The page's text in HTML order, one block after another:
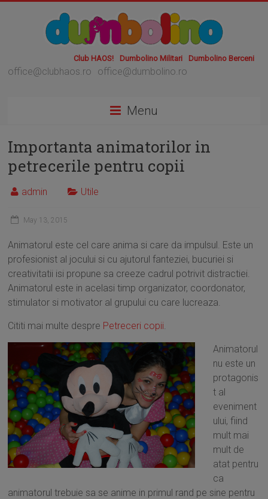
Dumbolino Berceni
Dumbolino Militari
Club HAOS!
office@clubhaos.ro office@dumbolino.ro
Menu
Importanta animatorilor in
petrecerile pentru copii
admin Utile
May 13, 2015
Animatorul este cel care anima si care da impulsul. Este un
profesionist al jocului si cu ajutorul fanteziei, bucuriei si
creativitatii isi propune sa creeze cadrul potrivit distractiei.
Animatorul este in acelasi timp organizator, coordonator,
stimulator si motivator al grupului cu care lucreaza.
Cititi mai multe despre Petreceri copii.
Animatorul
nu este un
protagonis
t al
eveniment
ului, fiind
mult mai
mult de
atat pentru
ca
animatorul trebuie sa se anime in primul rand pe sine pentru